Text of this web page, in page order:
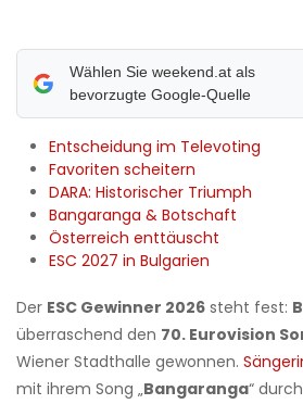
Wählen Sie weekend.at als
bevorzugte Google-Quelle
Entscheidung im Televoting
Favoriten scheitern
DARA: Historischer Triumph
Bangaranga & Botschaft
Österreich enttäuscht
ESC 2027 in Bulgarien
Der ESC Gewinner 2026 steht fest:
überraschend den 70. Eurovision
Wiener Stadthalle gewonnen.
mit ihrem Song „Bangaranga“